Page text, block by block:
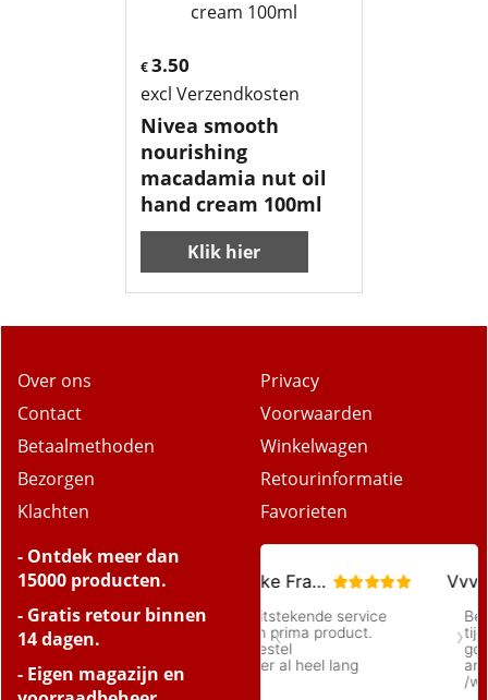
€3.50
excl Verzendkosten
Nivea smooth
nourishing
macadamia nut oil
hand cream 100ml
Klik hier
Over ons
Contact
Betaalmethoden
Bezorgen
Klachten
Privacy
Voorwaarden
Winkelwagen
Retourinformatie
Favorieten
- Ontdek meer dan
15000 producten.
- Gratis retour binnen
14 dagen.
- Eigen magazijn en